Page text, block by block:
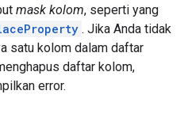
mask kolom, seperti yang
. Jika Anda tidak
satu kolom dalam daftar
daftar kolom,
error.